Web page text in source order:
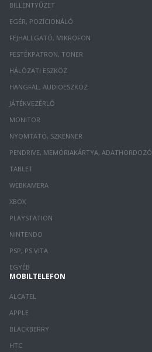
BILLENTYŰZET
EGÉR, POZÍCIONÁLÓ
FEJHALLGATÓ, MIKROFON
FESTÉKPATRON, TONER
HÁLÓZATI ESZKÖZ
HANGFAL, AUDIOESZKÖZ
JÁTÉKVEZÉRLŐ
MONITOR
NYOMTATÓ, SZKENNER
PENDRIVE, MEMÓRIAKÁRTYA, ADATHORDOZÓ
TABLET
WEBKAMERA
XBOX
PLAYSTATION
NINTENDO
PSP, PS VITA
EGYÉB
MOBILTELEFON
ALCATEL
APPLE
BLACKBERRY
HTC